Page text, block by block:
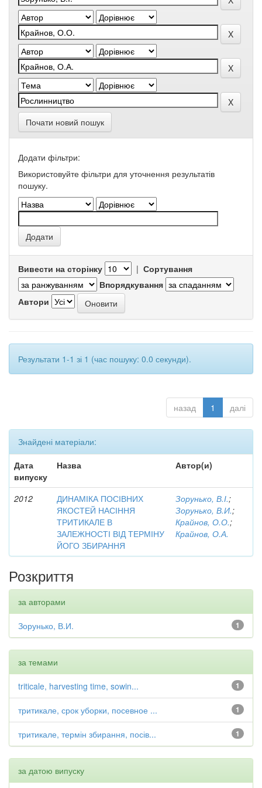
Почати новий пошук
Додати фільтри:
Використовуйте фільтри для уточнення результатів
пошуку.
Вивести на сторінку | Сортування
Впорядкування
Автори
Результати 1-1 зі 1 (час пошуку: 0.0 секунди).
назад 1 далі
Знайдені матеріали:
Дата
випуску
Назва Автор(и)
2012
ДИНАМІКА ПОСІВНИХ
ЯКОСТЕЙ НАСІННЯ
ТРИТИКАЛЕ В
ЗАЛЕЖНОСТІ ВІД ТЕРМІНУ
ЙОГО ЗБИРАННЯ
Зорунько, В.І.;
Зорунько, В.И.;
Крайнов, О.О.;
Крайнов, О.А.
Розкриття
за авторами
1
Зорунько, В.И.
за темами
1
triticale, harvesting time, sowin...
1
тритикале, срок уборки, посевное ...
1
тритикале, термін збирання, посів...
за датою випуску